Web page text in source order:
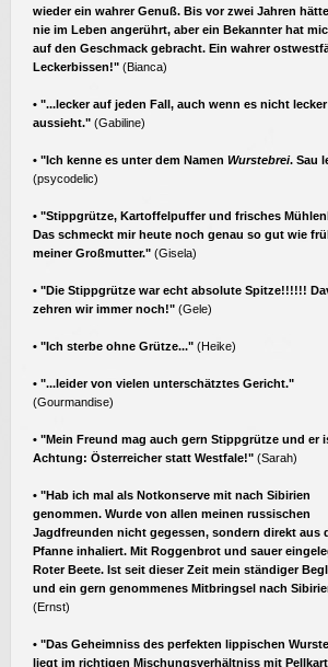
wieder ein wahrer Genuß. Bis vor zwei Jahren
nie im Leben angerührt, aber ein Bekannter hat
auf den Geschmack gebracht. Ein wahrer
Leckerbissen!" (Bianca)
• "...lecker auf jeden Fall, auch wenn es nicht lecker
aussieht." (Gabiline)
• "Ich kenne es unter dem Namen Wurstebrei. Sau
(psycodelic)
• "Stippgrütze, Kartoffelpuffer und frisches
Das schmeckt mir heute noch genau so gut wie
meiner Großmutter." (Gisela)
• "Die Stippgrütze war echt absolute Spitze!!!!!!
zehren wir immer noch!" (Gele)
• "Ich sterbe ohne Grütze..." (Heike)
• "...leider von vielen unterschätztes Gericht."
(Gourmandise)
• "Mein Freund mag auch gern Stippgrütze und er
Achtung: Österreicher statt Westfale!" (Sarah)
• "Hab ich mal als Notkonserve mit nach Sibirien
genommen. Wurde von allen meinen russischen
Jagdfreunden nicht gegessen, sondern direkt aus
Pfanne inhaliert. Mit Roggenbrot und sauer
Roter Beete. Ist seit dieser Zeit mein ständiger
und ein gern genommenes Mitbringsel nach
(Ernst)
• "Das Geheimniss des perfekten lippischen
liegt im richtigen Mischungsverhältniss mit